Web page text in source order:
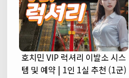
호치민 VIP 럭셔리 이발소 시스
템 및 예약 | 1인 1실 추천 (1군)